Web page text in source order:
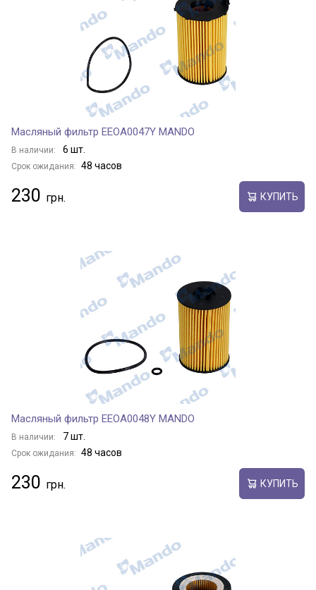
Масляный фильтр EEOA0047Y MANDO
В наличии: 6 шт.
Срок ожидания: 48 часов
230 КУПИТЬ
Масляный фильтр EEOA0048Y MANDO
В наличии: 7 шт.
Срок ожидания: 48 часов
230 КУПИТЬ